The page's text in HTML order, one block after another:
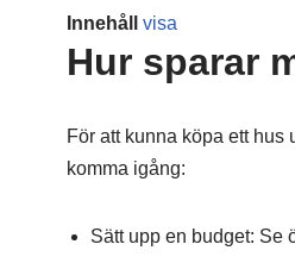
Innehåll visa
Hur sparar
För att kunna köpa ett hus
komma igång:
Sätt upp en budget: Se